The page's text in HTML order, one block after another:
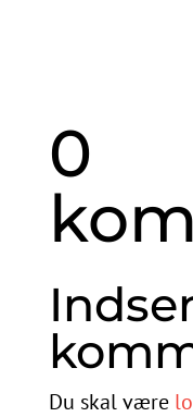
0
Du skal være